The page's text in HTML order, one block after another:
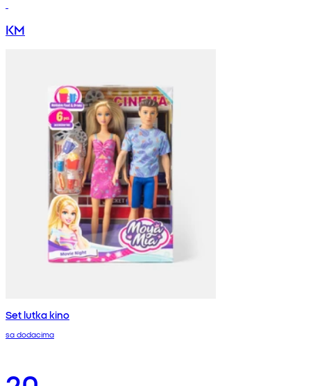
KM
Set lutka kino
sa dodacima